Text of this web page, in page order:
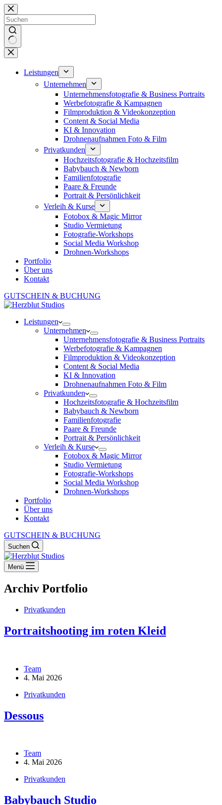
Zum
Inhalt
springen
Keine
Ergebnisse
Leistungen
Unternehmen
Unternehmensfotografie & Business Portraits
Werbefotografie & Kampagnen
Filmproduktion & Videokonzeption
Content & Social Media
KI & Innovation
Drohnenaufnahmen Foto & Film
Privatkunden
Hochzeitsfotografie & Hochzeitsfilm
Babybauch & Newborn
Familienfotografie
Paare & Freunde
Portrait & Persönlichkeit
Verleih & Kurse
Fotobox & Magic Mirror
Studio Vermietung
Fotografie-Workshops
Social Media Workshop
Drohnen-Workshops
Portfolio
Über uns
Kontakt
GUTSCHEIN & BUCHUNG
Leistungen
Unternehmen
Unternehmensfotografie & Business Portraits
Werbefotografie & Kampagnen
Filmproduktion & Videokonzeption
Content & Social Media
KI & Innovation
Drohnenaufnahmen Foto & Film
Privatkunden
Hochzeitsfotografie & Hochzeitsfilm
Babybauch & Newborn
Familienfotografie
Paare & Freunde
Portrait & Persönlichkeit
Verleih & Kurse
Fotobox & Magic Mirror
Studio Vermietung
Fotografie-Workshops
Social Media Workshop
Drohnen-Workshops
Portfolio
Über uns
Kontakt
GUTSCHEIN & BUCHUNG
Suchen
Menü
Archiv Portfolio
Privatkunden
Portraitshooting im roten Kleid
Team
4. Mai 2026
Privatkunden
Dessous
Team
4. Mai 2026
Privatkunden
Babybauch Studio